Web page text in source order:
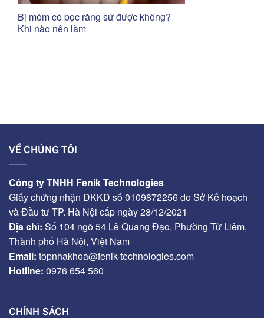
Bị móm có bọc răng sứ được không?
Khi nào nên làm
VỀ CHÚNG TÔI
Công ty TNHH Fenik Technologies
Giấy chứng nhận ĐKKD số 0109872256 do Sở Kế hoạch
và Đầu tư TP. Hà Nội cấp ngày 28/12/2021
Địa chỉ: Số 104 ngõ 54 Lê Quang Đạo, Phường Từ Liêm,
Thành phố Hà Nội, Việt Nam
Email: topnhakhoa@fenik-technologies.com
Hotline: 0976 654 560
CHÍNH SÁCH